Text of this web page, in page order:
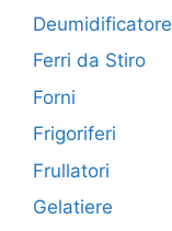
Deumidificatore
Ferri da Stiro
Forni
Frigoriferi
Frullatori
Gelatiere